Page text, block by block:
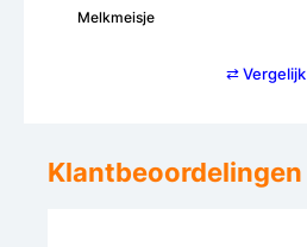
Melkmeisje
⇄ Vergelijk
Klantbeoordelingen